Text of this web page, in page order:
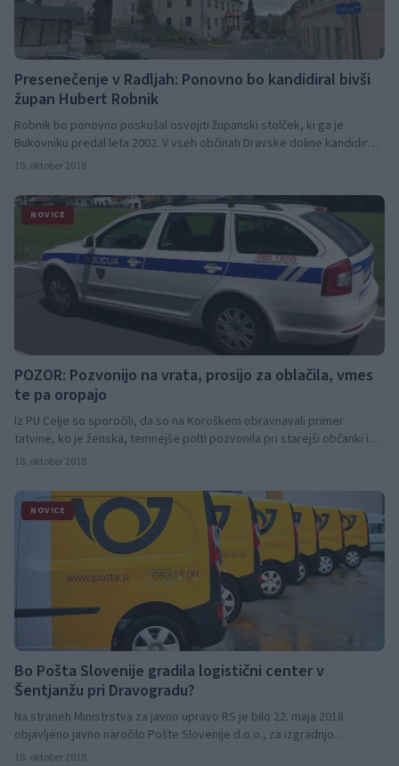
Presenečenje v Radljah: Ponovno bo kandidiral bivši
župan Hubert Robnik
Robnik bo ponovno poskušal osvojiti županski stolček, ki ga je
Bukovniku predal leta 2002. V vseh občinah Dravske doline kandidirajo
župani, ki končujejo svoj tekoči mandat. V Vuzenici sprememb na
19. oktober 2018
NOVICE
POZOR: Pozvonijo na vrata, prosijo za oblačila, vmes
te pa oropajo
Iz PU Celje so sporočili, da so na Koroškem obravnavali primer
tatvine, ko je ženska, temnejše polti pozvonila pri starejši občanki in
jo prosila za oblačila, ker naj bi njeno družino prizadela poplava. Ko je
18. oktober 2018
NOVICE
Bo Pošta Slovenije gradila logistični center v
Šentjanžu pri Dravogradu?
Na straneh Ministrstva za javno upravo RS je bilo 22. maja 2018
objavljeno javno naročilo Pošte Slovenije d.o.o., za izgradnjo
logistične pošte na Koroškem. Rok za oddajo ponudb je bil 22. 6. 2018.
18. oktober 2018